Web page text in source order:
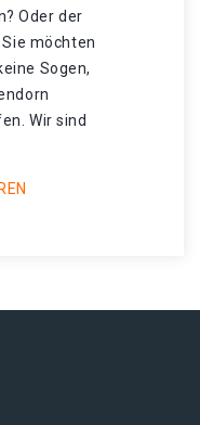
Oder der
möchten
Sogen,
Wir sind